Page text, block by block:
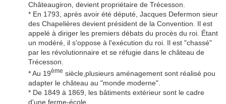
Châteaugiron, devient propriétaire de Trécesson.
* En 1793, après avoir été député, Jacques Defermon sieur
des Chapelières devient président de la Convention. Il est
appelé à diriger les premiers débats du procès du roi. Étant
un modéré, il s'oppose à l'exécution du roi. Il est "chassé"
par les révolutionnaire et se réfugie dans le château de
Trécesson.
* Au 19ème siècle,plusieurs aménagement sont réalisé pou
adapter le château au "monde moderne".
* De 1849 à 1869, les bâtiments extérieur sont le cadre
d'une ferme-école.